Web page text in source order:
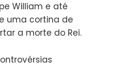
William e até
uma cortina de
a morte do Rei.